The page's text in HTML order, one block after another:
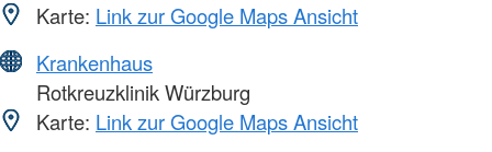
Karte: Link zur Google Maps Ansicht
Krankenhaus
Rotkreuzklinik Würzburg
Karte: Link zur Google Maps Ansicht